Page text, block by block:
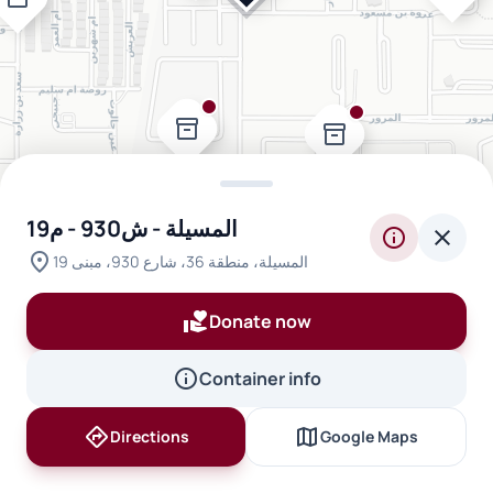
inventory_2
inventory_2
المسيلة - ش930 - م19
location_on المسيلة، منطقة 36، شارع 930، مبنى 19
info close
volunteer_activismDonate now
infoContainer info
directionsDirections mapGoogle Maps